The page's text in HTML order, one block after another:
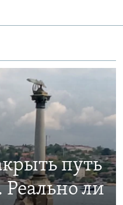
путь
ли